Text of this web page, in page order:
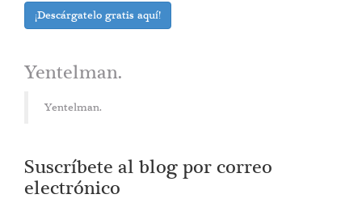
¡Descárgatelo gratis aquí!
Yentelman.
Yentelman.
Suscríbete al blog por correo
electrónico